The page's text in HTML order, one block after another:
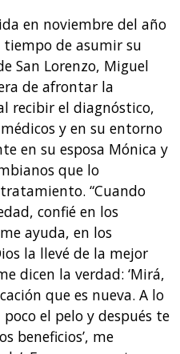
en noviembre del año
tiempo de asumir su
San Lorenzo, Miguel
de afrontar la
recibir el diagnóstico,
y en su entorno
en su esposa Mónica y
que lo
“Cuando
confié en los
ayuda, en los
la llevé de la mejor
dicen la verdad: ‘Mirá,
que es nueva. A lo
el pelo y después te
beneficios’, me